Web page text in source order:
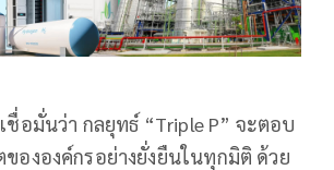
เชื่อมั่นว่า กลยุทธ์ “Triple P” จะตอบ
ขององค์กรอย่างยั่งยืนในทุกมิติ ด้วย